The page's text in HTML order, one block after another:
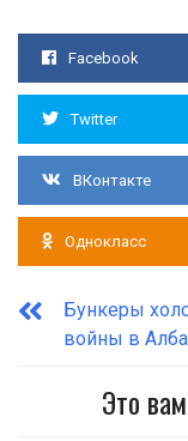
Facebook
Twitter
ВКонтакте
Однокласс
Бункеры
войны в
Это